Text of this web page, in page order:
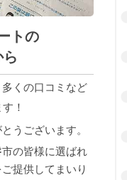
トの
ら
くの口コミなど
！
うございます。
の皆様に選ばれ
提供してまいり